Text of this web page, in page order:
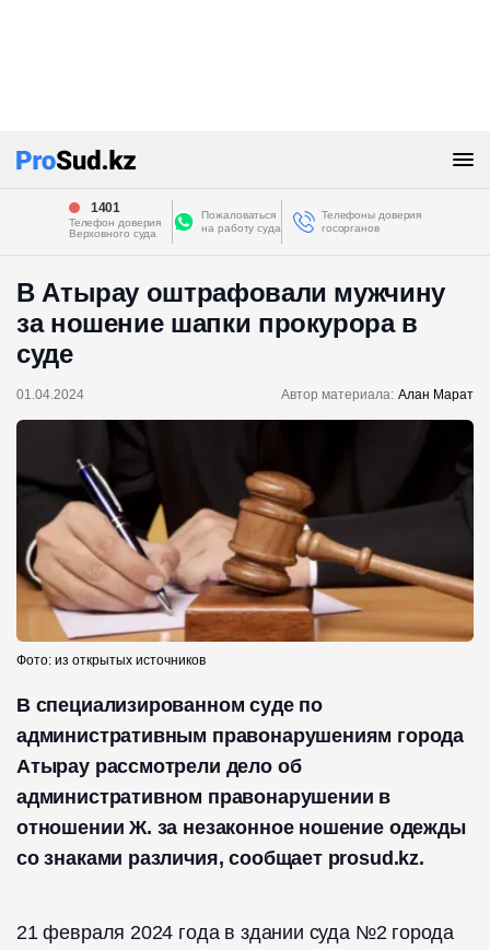
1401
Телефон доверия
Верховного суда
Пожаловаться
на работу суда
Телефоны доверия
госорганов
В Атырау оштрафовали мужчину
за ношение шапки прокурора в
суде
01.04.2024 Автор материала: Алан Марат
Фото: из открытых источников
В специализированном суде по
административным правонарушениям города
Атырау рассмотрели дело об
административном правонарушении в
отношении Ж. за незаконное ношение одежды
со знаками различия, сообщает prosud.kz.
21 февраля 2024 года в здании суда №2 города